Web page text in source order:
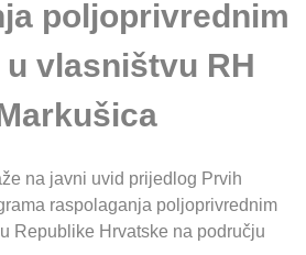
poljoprivrednim
vlasništvu RH
na javni uvid prijedlog Prvih
raspolaganja poljoprivrednim
Republike Hrvatske na području